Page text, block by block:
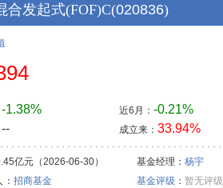
合发起式(FOF)C(020836)
-1.38%
--
近6月： -0.21%
成立来： 33.94%
亿元（2026-06-30） 基金经理： 杨宇
： 招商基金 基金评级 ： 暂无评级